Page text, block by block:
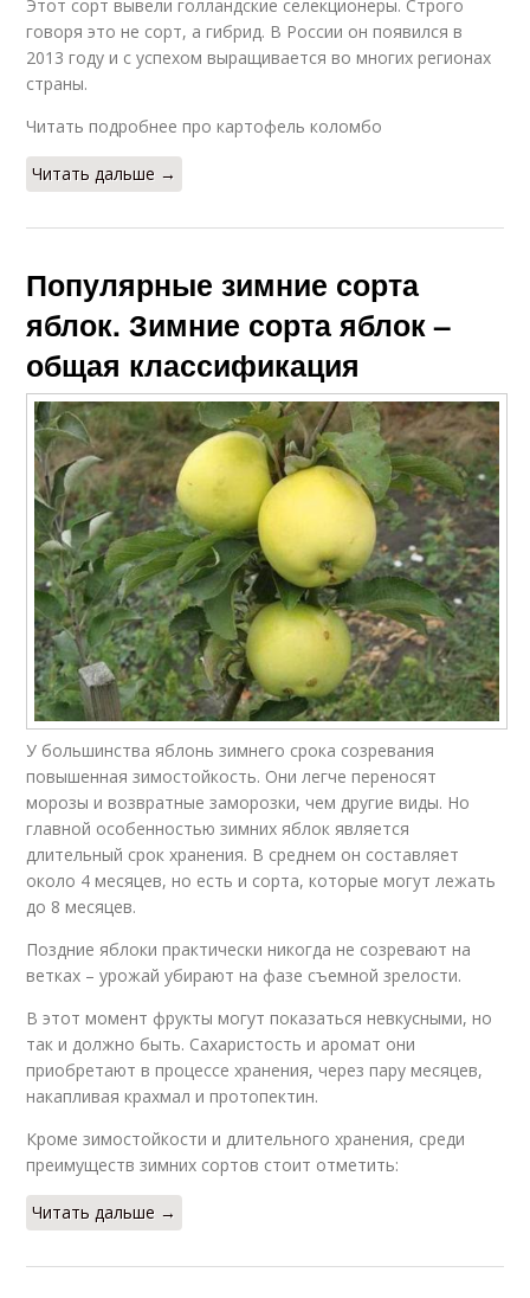
Этот сорт вывели голландские селекционеры. Строго
говоря это не сорт, а гибрид. В России он появился в
2013 году и с успехом выращивается во многих регионах
страны.
Читать подробнее про картофель коломбо
Читать дальше →
Популярные зимние сорта
яблок. Зимние сорта яблок –
общая классификация
У большинства яблонь зимнего срока созревания
повышенная зимостойкость. Они легче переносят
морозы и возвратные заморозки, чем другие виды. Но
главной особенностью зимних яблок является
длительный срок хранения. В среднем он составляет
около 4 месяцев, но есть и сорта, которые могут лежать
до 8 месяцев.
Поздние яблоки практически никогда не созревают на
ветках – урожай убирают на фазе съемной зрелости.
В этот момент фрукты могут показаться невкусными, но
так и должно быть. Сахаристость и аромат они
приобретают в процессе хранения, через пару месяцев,
накапливая крахмал и протопектин.
Кроме зимостойкости и длительного хранения, среди
преимуществ зимних сортов стоит отметить:
Читать дальше →